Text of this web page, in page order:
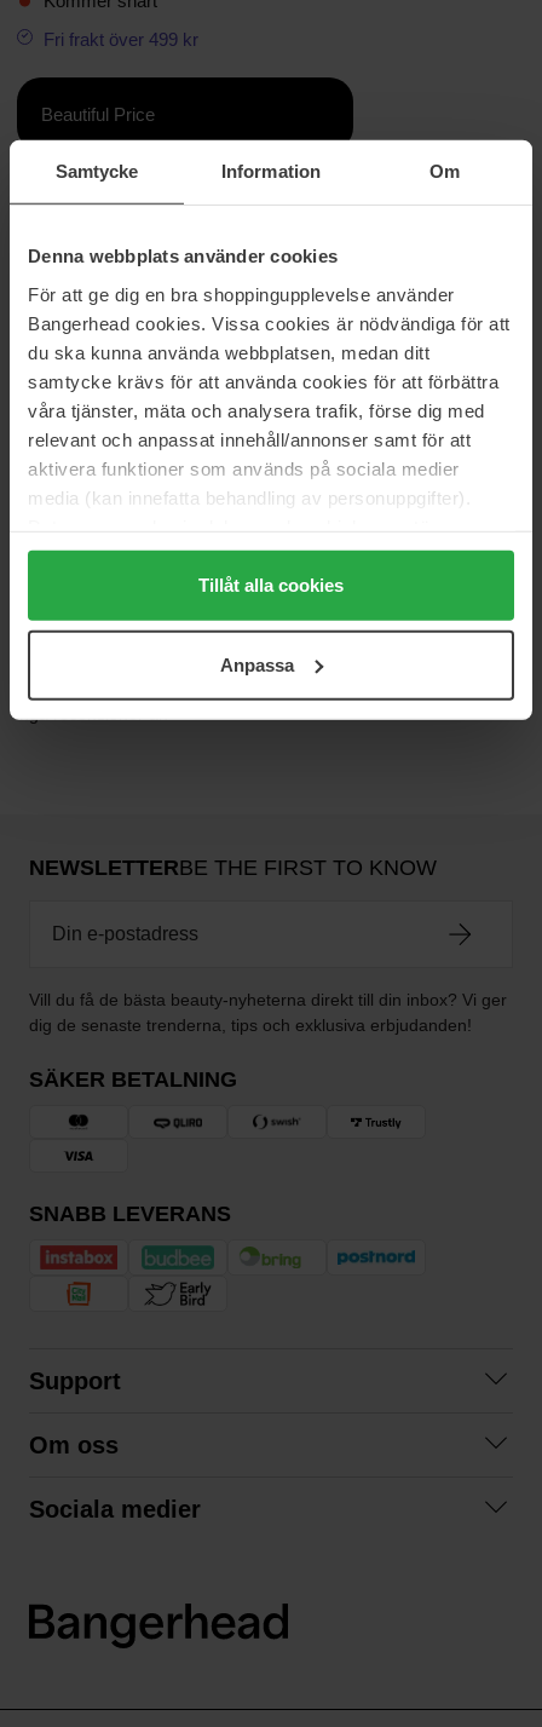
Samtycke Information Om
Denna webbplats använder cookies
För att ge dig en bra shoppingupplevelse använder
Bangerhead cookies. Vissa cookies är nödvändiga för att
du ska kunna använda webbplatsen, medan ditt
samtycke krävs för att använda cookies för att förbättra
våra tjänster, mäta och analysera trafik, förse dig med
relevant och anpassat innehåll/annonser samt för att
aktivera funktioner som används på sociala medier
media (kan innefatta behandling av personuppgifter).
Genom att trycka på "Tillåt alla cookies" accepterar du
alla cookies, medan du under "Detaljer" kan anpassa
användningen av cookies. Du kan när som helst återkalla
samt vår Integritetspolicy.
Tillåt alla cookies
Anpassa
Fri frakt över 499 kr
Beautiful Price
Information
Milt schampo som inte svider i ögonen, utmärkt för barn.
Storlek: 300 ml
Artikelnummer: 201518
Kategorier:
Startsida
Schampo & Balsam
Schampo
Recensioner (0)Frågor & svar (0)
Inga recensioner än
NEWSLETTERBE THE FIRST TO KNOW
Vill du få de bästa beauty-nyheterna direkt till din inbox? Vi ger
dig de senaste trenderna, tips och exklusiva erbjudanden!
SÄKER BETALNING
SNABB LEVERANS
Support
Köpvillkor
Om oss
Våra fraktalternativ
Sociala medier
LinkedIn